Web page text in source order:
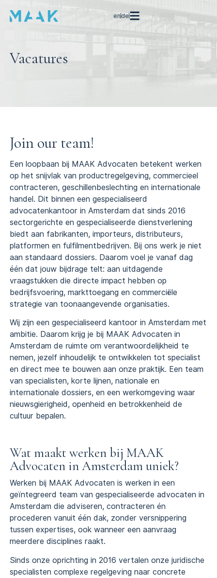
ende
Vacatures
Join our team!
Een loopbaan bij MAAK Advocaten betekent werken
op het snijvlak van productregelgeving, commercieel
contracteren, geschillenbeslechting en internationale
handel. Dit binnen een gespecialiseerd
advocatenkantoor in Amsterdam dat sinds 2016
sectorgerichte en gespecialiseerde dienstverlening
biedt aan fabrikanten, importeurs, distributeurs,
platformen en fulfilmentbedrijven. Bij ons werk je niet
aan standaard dossiers. Daarom voel je vanaf dag
één dat jouw bijdrage telt: aan uitdagende
vraagstukken die directe impact hebben op
bedrijfsvoering, markttoegang en commerciële
strategie van toonaangevende organisaties.
Wij zijn een gespecialiseerd kantoor in Amsterdam met
ambitie. Daarom krijg je bij MAAK Advocaten in
Amsterdam de ruimte om verantwoordelijkheid te
nemen, jezelf inhoudelijk te ontwikkelen tot specialist
en direct mee te bouwen aan onze praktijk. Een team
van specialisten, korte lijnen, nationale en
internationale dossiers, en een werkomgeving waar
nieuwsgierigheid, openheid en betrokkenheid de
cultuur bepalen.
Wat maakt werken bij MAAK
Advocaten in Amsterdam uniek?
Werken bij MAAK Advocaten is werken in een
geïntegreerd team van gespecialiseerde advocaten in
Amsterdam die adviseren, contracteren én
procederen vanuit één dak, zonder versnippering
tussen expertises, ook wanneer een aanvraag
meerdere disciplines raakt.
Sinds onze oprichting in 2016 vertalen onze juridische
specialisten complexe regelgeving naar concrete